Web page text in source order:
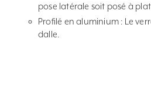
pose latérale soit posé à plat
Profilé en aluminium : Le
dalle.